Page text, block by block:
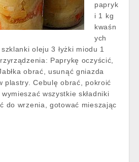
papryk
i 1 kg
kwaśn
ych
oleju 3 łyżki miodu 1
Paprykę oczyścić,
obrać, usunąć gniazda
plastry. Cebulę obrać, pokroić
wszystkie składniki
do wrzenia, gotować mieszając